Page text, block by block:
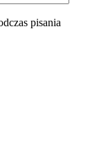
pisania